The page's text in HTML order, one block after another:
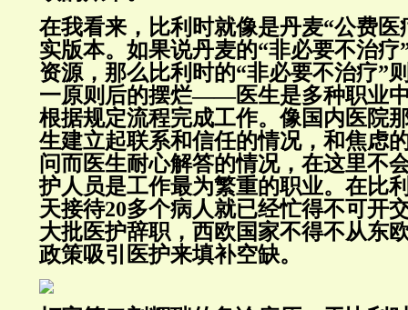
在我看来，比利时就像是丹麦“公费医
实版本。如果说丹麦的“非必要不治疗
资源，那么比利时的“非必要不治疗”
一原则后的摆烂——医生是多种职业
根据规定流程完成工作。像国内医院
生建立起联系和信任的情况，和焦虑
问而医生耐心解答的情况，在这里不
护人员是工作最为繁重的职业。在比
天接待20多个病人就已经忙得不可开
大批医护辞职，西欧国家不得不从东
政策吸引医护来填补空缺。